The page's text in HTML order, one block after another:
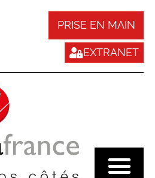
PRISE EN MAIN
EXTRANET